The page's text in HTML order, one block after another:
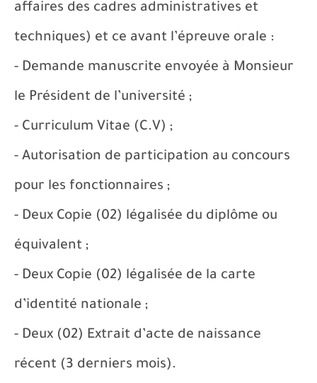
affaires des cadres administratives et
techniques) et ce avant l’épreuve orale :
- Demande manuscrite envoyée à Monsieur
le Président de l’université ;
- Curriculum Vitae (C.V) ;
- Autorisation de participation au concours
pour les fonctionnaires ;
- Deux Copie (02) légalisée du diplôme ou
équivalent ;
- Deux Copie (02) légalisée de la carte
d’identité nationale ;
- Deux (02) Extrait d’acte de naissance
récent (3 derniers mois).